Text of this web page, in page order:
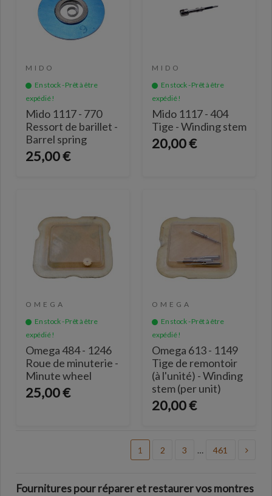
MIDO
En stock - Prêt à être
expédié !
Mido 1117 - 770
Ressort de barillet -
Barrel spring
25,00 €
MIDO
En stock - Prêt à être
expédié !
Mido 1117 - 404
Tige - Winding stem
20,00 €
OMEGA
En stock - Prêt à être
expédié !
Omega 484 - 1246
Roue de minuterie -
Minute wheel
25,00 €
OMEGA
En stock - Prêt à être
expédié !
Omega 613 - 1149
Tige de remontoir
(à l'unité) - Winding
stem (per unit)
20,00 €
1 2 3 … 461
Fournitures pour réparer et restaurer vos montres